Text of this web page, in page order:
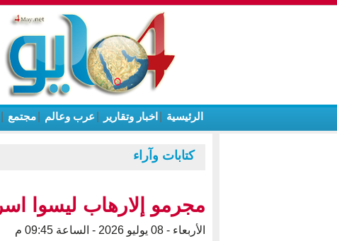
الرئيسية اخبار وتقارير عرب وعالم مجتمع
كتابات وآراء
مجرمو إلارهاب ليسوا
الأربعاء - 08 يوليو 2026 - الساعة 09:45 م